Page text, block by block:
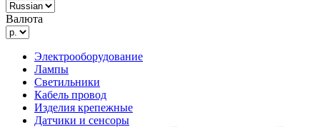
Валюта
Электрооборудование
Лампы
Светильники
Кабель провод
Изделия крепежные
Датчики и сенсоры